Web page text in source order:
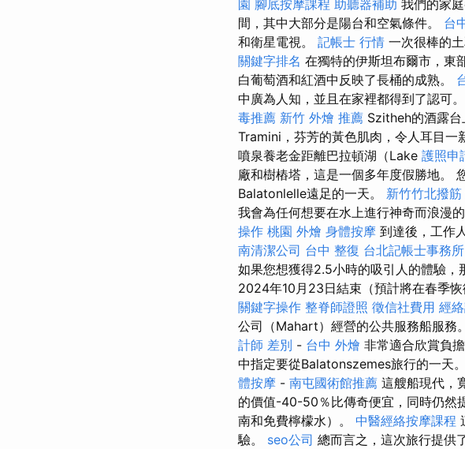
園 腳底按摩課程 助聽器補助 我們的家
間，其中大部分是陽台和空氣條件。 台
和衛星電視。 記帳士 行情 一次很棒的
關鍵字排名 在獨特的伊斯坦布爾市，東
白葡萄酒和紅酒中反映了長桶的成熟。
中廣為人知，並且在家裡都得到了認可。
毒推薦 新竹 外燴 推薦 Szitheh的酒露台
Tramini，芬芳的黃色肌肉，令人耳目一
噴泉養老金距離巴拉頓湖（Lake 護照申
廠和樹樁塔，這是一個多年度假勝地。
Balatonlelle遠足的一天。 新竹竹北撥筋
我會為任何想要在水上進行神奇而浪漫
操作 桃園 外燴 身體按摩 到達後，工作
南清潔公司 台中 整復 台北記帳士事務所
如果您想獲得2.5小時的吸引人的體驗，
2024年10月23日結束（預計將在春季
關鍵字操作 整脊師證照 徵信社費用 經
公司（Mahart）經營的公共服務船服務。
計師 差別 - 台中 外燴 非常適合欣賞負
中指定要從Balatonszemes旅行的一天。
體按摩 - 南屯國術館推薦 這艘船現代，
的價值-40-50％比傳奇便宜，同時仍然
南和免費檸檬水）。 中醫經絡按摩課程
驗。 seo公司 總而言之，這次旅行提供